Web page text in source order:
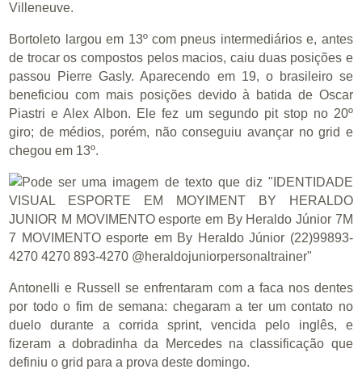
Villeneuve.
Bortoleto largou em 13º com pneus intermediários e, antes
de trocar os compostos pelos macios, caiu duas posições e
passou Pierre Gasly. Aparecendo em 19, o brasileiro se
beneficiou com mais posições devido à batida de Oscar
Piastri e Alex Albon. Ele fez um segundo pit stop no 20º
giro; de médios, porém, não conseguiu avançar no grid e
chegou em 13º.
Antonelli e Russell se enfrentaram com a faca nos dentes
por todo o fim de semana: chegaram a ter um contato no
duelo durante a corrida sprint, vencida pelo inglês, e
fizeram a dobradinha da Mercedes na classificação que
definiu o grid para a prova deste domingo.